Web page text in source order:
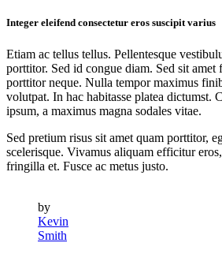
Integer eleifend consectetur eros suscipit varius
Etiam ac tellus tellus. Pellentesque
porttitor. Sed id congue diam. Sed sit amet
porttitor neque. Nulla tempor maximus
volutpat. In hac habitasse platea dictumst.
ipsum, a maximus magna sodales vitae.
Sed pretium risus sit amet quam porttitor,
scelerisque. Vivamus aliquam efficitur
fringilla et. Fusce ac metus justo.
by
Kevin
Smith